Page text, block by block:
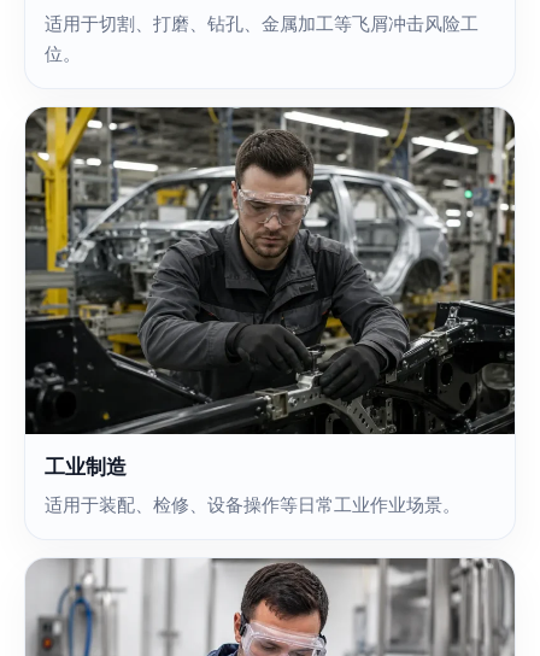
适用于切割、打磨、钻孔、金属加工等飞屑冲击风险工
位。
工业制造
适用于装配、检修、设备操作等日常工业作业场景。